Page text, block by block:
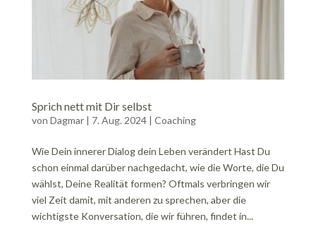
Sprich nett mit Dir selbst
von Dagmar| 7. Aug. 2024| Coaching
Wie Dein innerer Dialog dein Leben verändert Hast Du
schon einmal darüber nachgedacht, wie die Worte, die Du
wählst, Deine Realität formen? Oftmals verbringen wir
viel Zeit damit, mit anderen zu sprechen, aber die
wichtigste Konversation, die wir führen, findet in...